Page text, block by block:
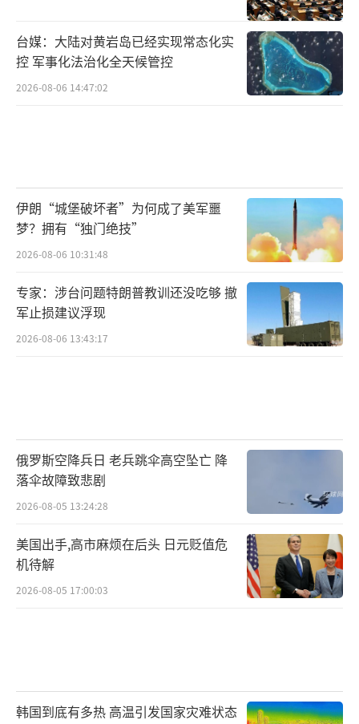
台媒：大陆对黄岩岛已经实现常态化实
控 军事化法治化全天候管控
2026-08-06 14:47:02
伊朗“城堡破坏者”为何成了美军噩
梦？拥有“独门绝技”
2026-08-06 10:31:48
专家：涉台问题特朗普教训还没吃够 撤
军止损建议浮现
2026-08-06 13:43:17
俄罗斯空降兵日 老兵跳伞高空坠亡 降
落伞故障致悲剧
2026-08-05 13:24:28
美国出手,高市麻烦在后头 日元贬值危
机待解
2026-08-05 17:00:03
韩国到底有多热 高温引发国家灾难状态